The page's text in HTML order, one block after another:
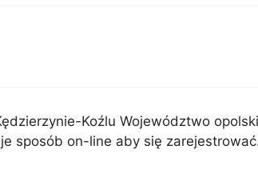
Koźlu Województwo
sposób on-line aby się